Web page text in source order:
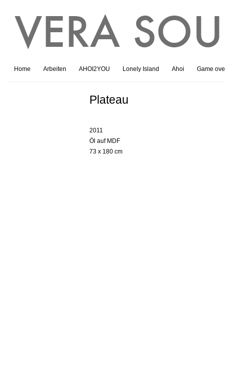
Home Arbeiten AHOI2YOU Lonely Island Ahoi Game
Plateau
2011
Öl auf MDF
73 x 180 cm